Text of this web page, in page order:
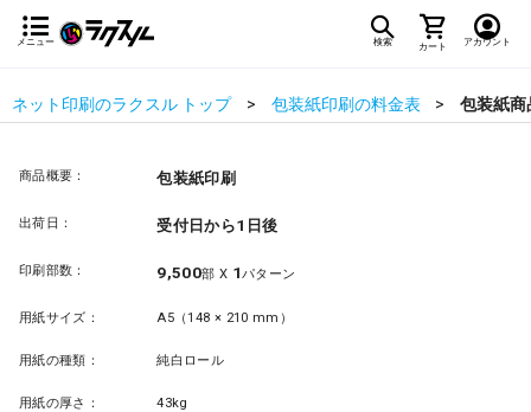
メニュー 検索 カート アカウント
ネット印刷のラクスル トップ 包装紙印刷の料金表 包装紙商
商品概要： 包装紙印刷
出荷日： 受付日から1日後
印刷部数： 9,500部 X 1パターン
用紙サイズ： A5（148 × 210 mm）
用紙の種類： 純白ロール
用紙の厚さ： 43kg